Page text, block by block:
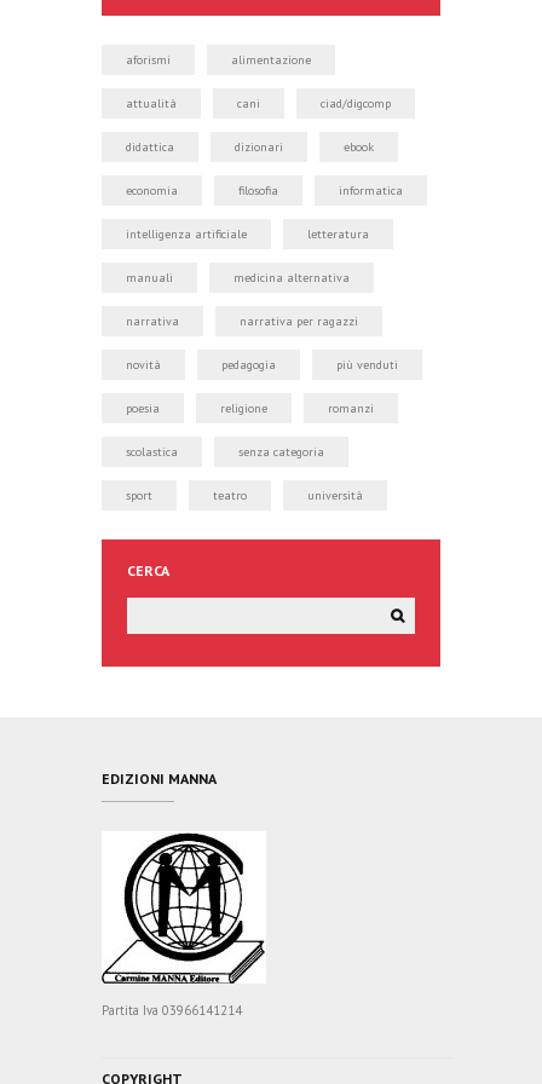
aforismi alimentazione
attualità cani ciad/digcomp
didattica dizionari ebook
economia filosofia informatica
intelligenza artificiale letteratura
manuali medicina alternativa
narrativa narrativa per ragazzi
novità pedagogia più venduti
poesia religione romanzi
scolastica senza categoria
sport teatro università
CERCA
EDIZIONI MANNA
Partita Iva 03966141214
COPYRIGHT